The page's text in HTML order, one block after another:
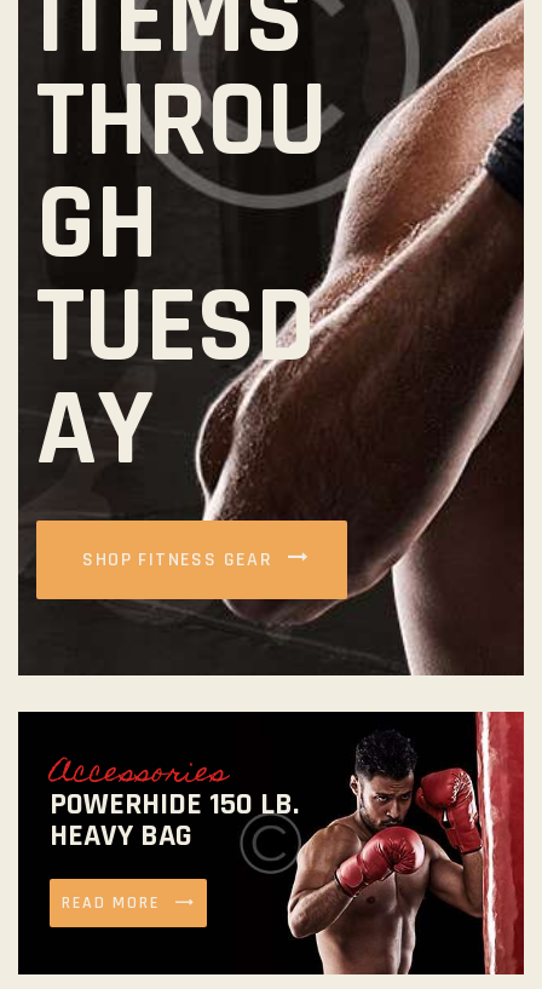
THROU
GH
TUESD
AY
SHOP FITNESS GEAR
Accessories
POWERHIDE 150 LB.
HEAVY BAG
READ MORE